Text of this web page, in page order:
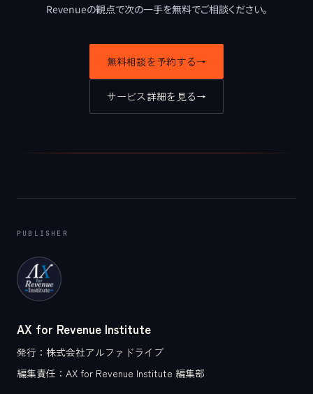
Revenueの観点で次の一手を無料でご相談ください。
無料相談を予約する→
サービス詳細を見る→
PUBLISHER
AX for Revenue Institute
発行： 株式会社アルファドライブ
編集責任： AX for Revenue Institute 編集部